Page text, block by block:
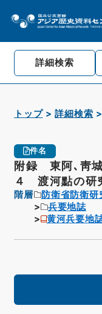
詳細検索
トップ 詳細検索
件名
附録 東阿､靑
４ 渡河點の研
階層 防衛省防衛研
兵要地誌
黄河兵要地